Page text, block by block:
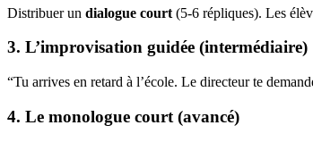
Distribuer un dialogue court (5-6 répliques). Les
3. L’improvisation guidée (intermédiaire)
“Tu arrives en retard à l’école. Le directeur te
4. Le monologue court (avancé)